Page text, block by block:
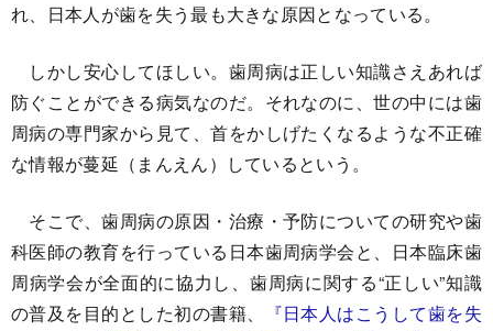
れ、日本人が歯を失う最も大きな原因となっている。
しかし安心してほしい。歯周病は正しい知識さえあれば
防ぐことができる病気なのだ。それなのに、世の中には歯
周病の専門家から見て、首をかしげたくなるような不正確
な情報が蔓延（まんえん）しているという。
そこで、歯周病の原因・治療・予防についての研究や歯
科医師の教育を行っている日本歯周病学会と、日本臨床歯
周病学会が全面的に協力し、歯周病に関する“正しい”知識
の普及を目的とした初の書籍、
『日本人はこうして歯を失